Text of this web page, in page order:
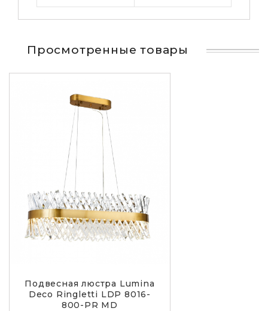
Просмотренные товары
Подвесная люстра Lumina
Deco Ringletti LDP 8016-
800-PR MD